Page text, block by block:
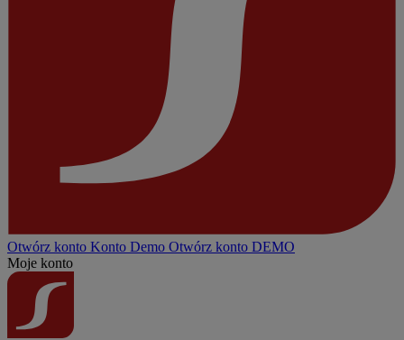
Otwórz konto Konto Demo Otwórz konto DEMO
Moje konto